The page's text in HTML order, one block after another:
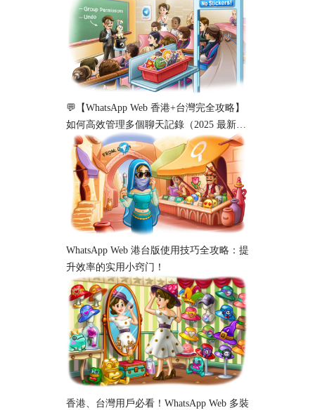
💬【WhatsApp Web 香港+台灣完全攻略】
如何高效管理多個聊天記錄（2025 最新教
學）
WhatsApp Web 港台版使用技巧全攻略：提
升效率的实用小窍门！
香港、台灣用戶必看！WhatsApp Web 多裝